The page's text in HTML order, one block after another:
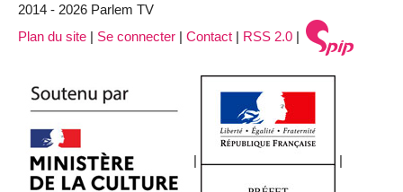
2014 - 2026 Parlem TV
Plan du site | Se connecter | Contact | RSS 2.0 |
| |